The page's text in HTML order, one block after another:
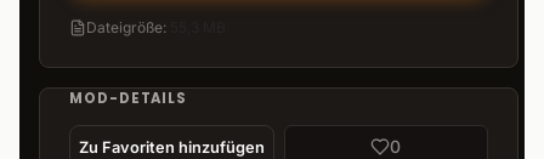
Dateigröße:
MOD-DETAILS
Zu Favoriten hinzufügen 0